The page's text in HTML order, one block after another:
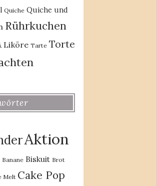
Quiche Quiche und
Rührkuchen
Liköre Tarte Torte
Aktion
Banane Biskuit Brot
Melt Cake Pop